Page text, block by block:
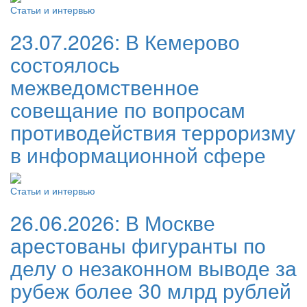
Статьи и интервью
23.07.2026: В Кемерово
состоялось
межведомственное
совещание по вопросам
противодействия терроризму
в информационной сфере
Статьи и интервью
26.06.2026: В Москве
арестованы фигуранты по
делу о незаконном выводе за
рубеж более 30 млрд рублей